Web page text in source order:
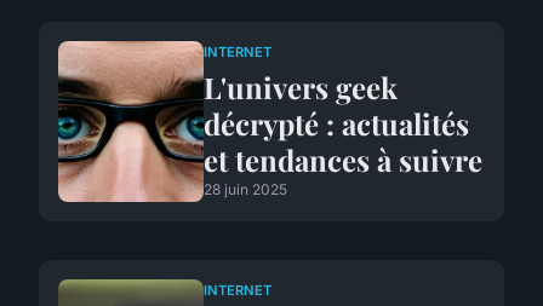
INTERNET
L'univers geek
décrypté : actualités
et tendances à suivre
28 juin 2025
INTERNET